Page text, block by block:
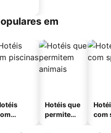
em
Hotéis que
permitem
com